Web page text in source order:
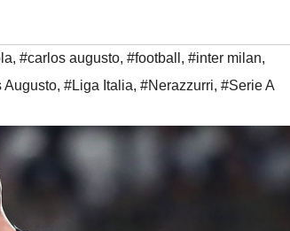
, #carlos augusto, #football , #inter milan,
Augusto, #Liga Italia, #Nerazzurri, #Serie A